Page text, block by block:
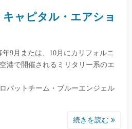
ャピタル・エアショ
年9月または、10月にカリフォルニ
港で開催されるミリタリー系のエ
バットチーム・ブルーエンジェル
続きを読む